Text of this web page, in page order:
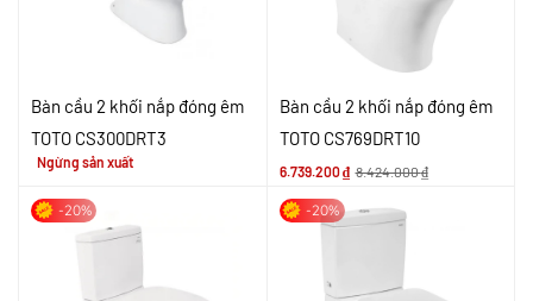
Bàn cầu 2 khối nắp đóng êm
TOTO CS300DRT3
Ngừng sản xuất
Bàn cầu 2 khối nắp đóng êm
TOTO CS769DRT10
6.739.200₫ 8.424.000₫
-20% -20%